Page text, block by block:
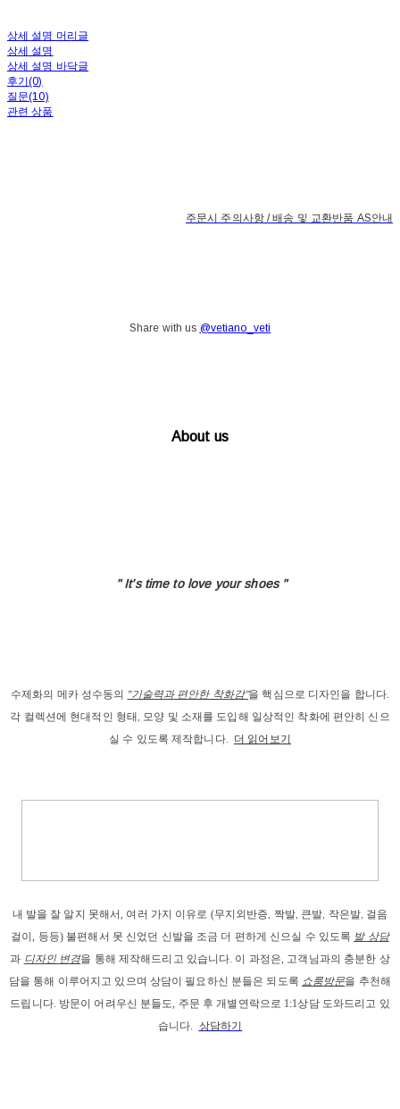
상세 설명 머리글
상세 설명
상세 설명 바닥글
후기(0)
질문(10)
관련 상품
주문시 주의사항 / 배송 및 교환반품 AS안내
Share with us @vetiano_veti
About us
" It's time to loveyour shoes "
수제화의 메카 성수동의 "기술력과 편안한 착화감"을 핵심으로 디자인을 합니다.
각 컬렉션에 현대적인 형태, 모양 및 소재를 도입해 일상적인 착화에 편안히 신으
실 수 있도록 제작합니다. 더 읽어보기
내 발을 잘 알지 못해서, 여러 가지 이유로 (무지외반증, 짝발, 큰발, 작은발, 걸음
걸이, 등등) 불편해서 못 신었던 신발을 조금 더 편하게 신으실 수 있도록 발 상담
과 디자인 변경을 통해 제작해드리고 있습니다. 이 과정은, 고객님과의 충분한 상
담을 통해 이루어지고 있으며 상담이 필요하신 분들은 되도록 쇼룸방문을 추천해
드립니다. 방문이 어려우신 분들도, 주문 후 개별연락으로 1:1상담 도와드리고 있
습니다. 상담하기